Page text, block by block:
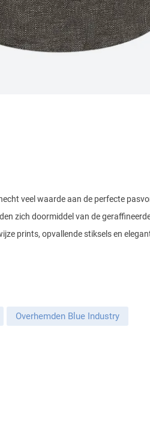
veel waarde aan de perfecte
zich doormiddel van de
prints, opvallende stiksels en
Overhemden Blue Industry